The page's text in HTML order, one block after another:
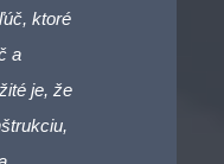
ktoré
a
je, že